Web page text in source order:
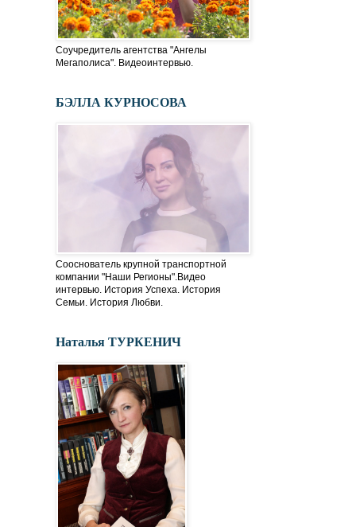
Соучредитель агентства "Ангелы
Мегаполиса". Видеоинтервью.
БЭЛЛА КУРНОСОВА
Сооснователь крупной транспортной
компании "Наши Регионы".Видео
интервью. История Успеха. История
Семьи. История Любви.
Наталья ТУРКЕНИЧ